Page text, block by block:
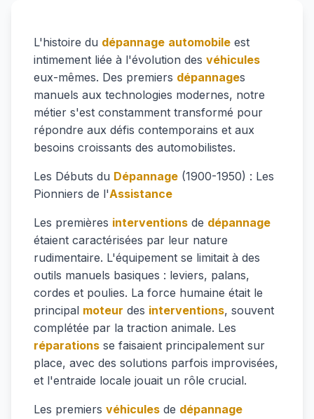
L'histoire du dépannage automobile est
intimement liée à l'évolution des véhicules
eux-mêmes. Des premiers dépannages
manuels aux technologies modernes, notre
métier s'est constamment transformé pour
répondre aux défis contemporains et aux
besoins croissants des automobilistes.
Les Débuts du Dépannage (1900-1950) : Les
Pionniers de l'Assistance
Les premières interventions de dépannage
étaient caractérisées par leur nature
rudimentaire. L'équipement se limitait à des
outils manuels basiques : leviers, palans,
cordes et poulies. La force humaine était le
principal moteur des interventions, souvent
complétée par la traction animale. Les
réparations se faisaient principalement sur
place, avec des solutions parfois improvisées,
et l'entraide locale jouait un rôle crucial.
Les premiers véhicules de dépannage